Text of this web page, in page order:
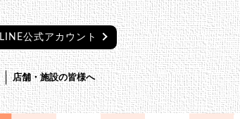
LINE公式アカウント
店舗・施設の皆様へ